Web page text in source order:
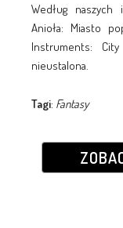
Według
Anioła: Miasto
Instruments:
nieustalona.
Tagi: Fantasy